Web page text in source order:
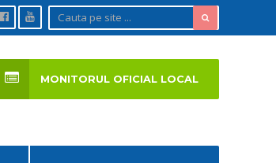
MONITORUL OFICIAL LOCAL